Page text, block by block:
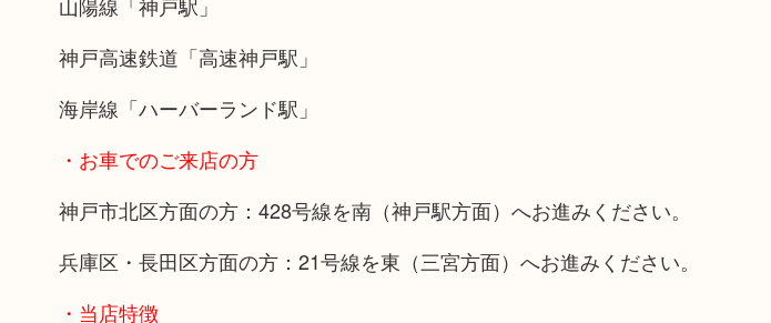
神戸高速鉄道「高速神戸駅」
海岸線「ハーバーランド駅」
・お車でのご来店の方
神戸市北区方面の方：428号線を南（神戸駅方面）へお進みください。
兵庫区・長田区方面の方：21号線を東（三宮方面）へお進みください。
・当店特徴